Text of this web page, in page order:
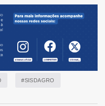
#SISDAGRO